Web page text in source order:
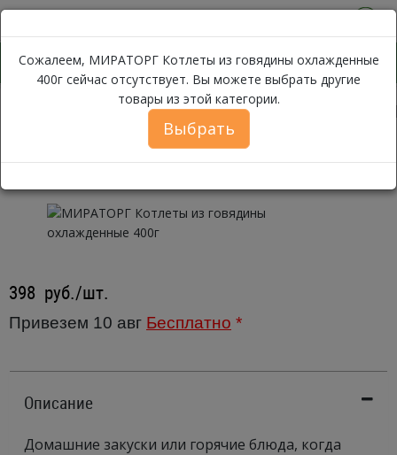
0
Полуфабрикаты Котлеты мясные
Сожалеем, МИРАТОРГ Котлеты из говядины охлажденные
400г сейчас отсутствует. Вы можете выбрать другие
товары из этой категории.
Выбрать
МИРАТОРГ Котлеты из говядины
охлажденные 400г
398 руб./шт.
Привезем 10 авг Бесплатно *
Описание
Домашние закуски или горячие блюда, когда